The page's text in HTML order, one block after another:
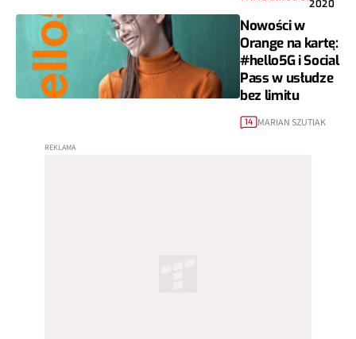
2020
Nowości w
Orange na kartę:
#hello5G i Social
Pass w usłudze
bez limitu
14 MARIAN SZUTIAK